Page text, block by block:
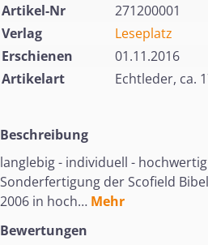
Artikel-Nr
271200001
Verlag
Leseplatz
Erschienen
01.11.2016
Artikelart
Echtleder, ca.
Beschreibung
langlebig - individuell -
Sonderfertigung der Scofield
2006 in hoch… Mehr
Bewertungen